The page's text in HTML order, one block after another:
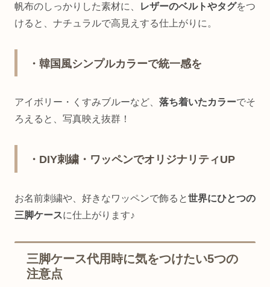
帆布のしっかりした素材に、 レザーのベルトやタグをつ
けると、ナチュラルで高見えする仕上がりに。
・韓国風シンプルカラーで統一感を
アイボリー・くすみブルーなど、 落ち着いたカラーでそ
ろえると、写真映え抜群！
・DIY刺繍・ワッペンでオリジナリティUP
お名前刺繍や、好きなワッペンで飾ると世界にひとつの
三脚ケースに仕上がります♪
三脚ケース代用時に気をつけたい5つの
注意点